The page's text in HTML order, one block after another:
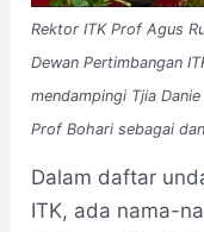
Rektor ITK Prof Agus
Dewan Pertimbangan
mendampingi Tjia
Prof Bohari sebagai
Dalam daftar
ITK, ada nama-